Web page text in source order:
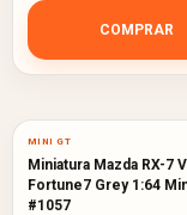
COMPRAR
MINI GT
Miniatura Mazda RX-7
Fortune7 Grey 1:64
#1057